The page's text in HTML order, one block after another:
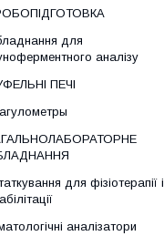
для
аналізу
ПЕЧІ
для фізіотерапії і
аналізатори